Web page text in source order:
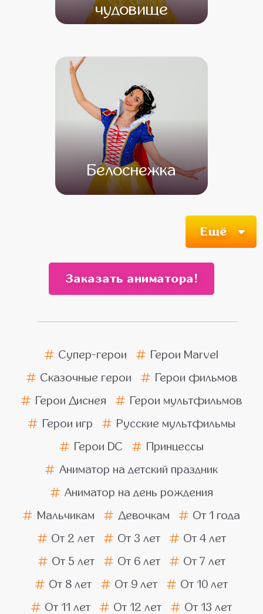
чудовище
Белоснежка
Ещё
Заказать аниматора!
Супер-герои
Герои Marvel
Сказочные герои
Герои фильмов
Герои Диснея
Герои мультфильмов
Герои игр
Русские мультфильмы
Герои DC
Принцессы
Аниматор на детский праздник
Аниматор на день рождения
Мальчикам
Девочкам
От 1 года
От 2 лет
От 3 лет
От 4 лет
От 5 лет
От 6 лет
От 7 лет
От 8 лет
От 9 лет
От 10 лет
От 11 лет
От 12 лет
От 13 лет